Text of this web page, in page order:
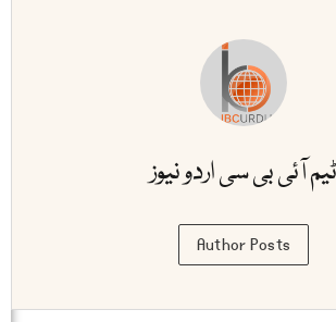
ٹیم آئی بی سی اردو نیوز
Author Posts